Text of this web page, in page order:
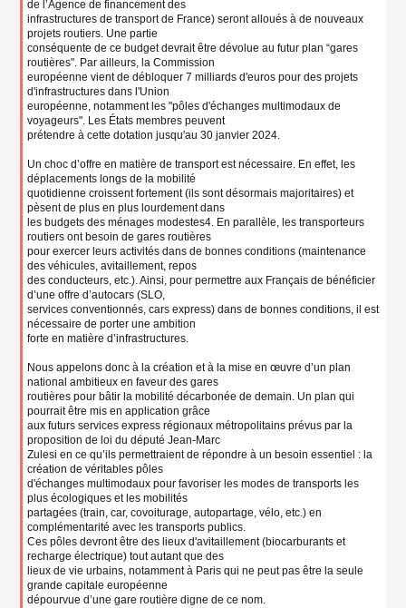
de l’Agence de financement des
infrastructures de transport de France) seront alloués à de nouveaux
projets routiers. Une partie
conséquente de ce budget devrait être dévolue au futur plan “gares
routières". Par ailleurs, la Commission
européenne vient de débloquer 7 milliards d'euros pour des projets
d'infrastructures dans l'Union
européenne, notamment les "pôles d'échanges multimodaux de
voyageurs". Les États membres peuvent
prétendre à cette dotation jusqu'au 30 janvier 2024.
Un choc d’offre en matière de transport est nécessaire. En effet, les
déplacements longs de la mobilité
quotidienne croissent fortement (ils sont désormais majoritaires) et
pèsent de plus en plus lourdement dans
les budgets des ménages modestes4. En parallèle, les transporteurs
routiers ont besoin de gares routières
pour exercer leurs activités dans de bonnes conditions (maintenance
des véhicules, avitaillement, repos
des conducteurs, etc.). Ainsi, pour permettre aux Français de bénéficier
d’une offre d’autocars (SLO,
services conventionnés, cars express) dans de bonnes conditions, il est
nécessaire de porter une ambition
forte en matière d’infrastructures.
Nous appelons donc à la création et à la mise en œuvre d’un plan
national ambitieux en faveur des gares
routières pour bâtir la mobilité décarbonée de demain. Un plan qui
pourrait être mis en application grâce
aux futurs services express régionaux métropolitains prévus par la
proposition de loi du député Jean-Marc
Zulesi en ce qu’ils permettraient de répondre à un besoin essentiel : la
création de véritables pôles
d'échanges multimodaux pour favoriser les modes de transports les
plus écologiques et les mobilités
partagées (train, car, covoiturage, autopartage, vélo, etc.) en
complémentarité avec les transports publics.
Ces pôles devront être des lieux d'avitaillement (biocarburants et
recharge électrique) tout autant que des
lieux de vie urbains, notamment à Paris qui ne peut pas être la seule
grande capitale européenne
dépourvue d’une gare routière digne de ce nom.